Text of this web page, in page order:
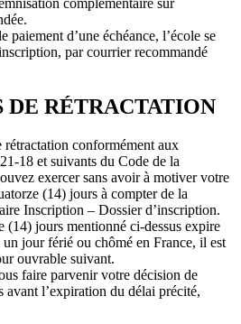
complémentaire sur
paiement d’une échéance, l’école se
par courrier recommandé
DE RÉTRACTATION
rétractation conformément aux
18 et suivants du Code de la
exercer sans avoir à motiver votre
(14) jours à compter de la
Inscription – Dossier d’inscription.
(14) jours mentionné ci-dessus expire
jour férié ou chômé en France, il est
ouvrable suivant.
faire parvenir votre décision de
avant l’expiration du délai précité,